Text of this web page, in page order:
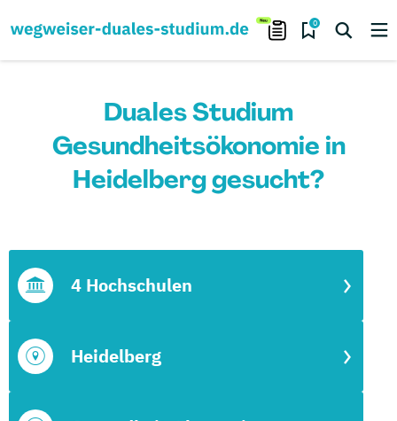
0
Duales Studium
Gesundheitsökonomie in
Heidelberg gesucht?
Heidelberg
4 Hochschulen